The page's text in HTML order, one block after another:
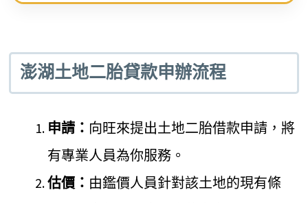
澎湖土地二胎貸款申辦流程
申請： 向旺來提出土地二胎借款申請，將
有專業人員為你服務。
估價： 由鑑價人員針對該土地的現有條